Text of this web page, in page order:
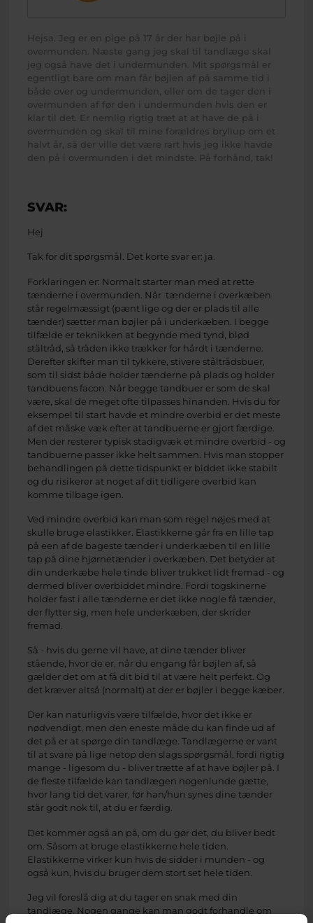
Hejsa. Jeg er en pige på 17 år der har bøjle på i
overmunden. Næste gang jeg skal til tandlæge skal
jeg også have det i undermunden. Mit spørgsmål er
egentligt bare om man får bøjlen af på samme tid i
både over og undermunden, eller om de tager den i
overmunden af før den i undermunden hvis den er
klar til det. Er nemlig rigtig træt at at have de på i
overmunden og skal til mine forældres bryllup om et
halvt år, så der ville det være rart hvis jeg ikke havde
den på i overmunden i det mindste. På forhånd, tak!
SVAR:
Hej
Tak for dit spørgsmål. Det korte svar er: ja.
Forklaringen er: Normalt starter man med at rette
tænderne i overmunden. Når tænderne i overkæben
står regelmæssigt (pænt lige og der er plads til alle
tænder) sætter man bøjler på i underkæben. I begge
tilfælde er teknikken at begynde med tynd, blød
ståltråd, så tråden ikke trækker for hårdt i tænderne.
Derefter skifter man til tykkere, stivere ståltrådsbuer,
som til sidst både holder tænderne på plads og holder
tandbuens facon. Når begge tandbuer er som de skal
være, skal de meget ofte tilpasses hinanden. Hvis du for
eksempel til start havde et mindre overbid er det meste
af det måske væk efter at tandbuerne er gjort færdige.
Men der resterer typisk stadigvæk et mindre overbid - og
tandbuerne passer ikke helt sammen. Hvis man stopper
behandlingen på dette tidspunkt er biddet ikke stabilt
og du risikerer at noget af dit tidligere overbid kan
komme tilbage igen.
Ved mindre overbid kan man som regel nøjes med at
skulle bruge elastikker. Elastikkerne går fra en lille tap
på een af de bageste tænder i underkæben til en lille
tap på dine hjørnetænder i overkæben. Det betyder at
din underkæbe hele tinde bliver trukket lidt fremad - og
dermed bliver overbiddet mindre. Fordi togskinerne
holder fast i alle tænderne er det ikke nogle få tænder,
der flytter sig, men hele underkæben, der skrider
fremad.
Så - hvis du gerne vil have, at dine tænder bliver
stående, hvor de er, når du engang får bøjlen af, så
gælder det om at få dit bid til at være helt perfekt. Og
det kræver altså (normalt) at der er bøjler i begge kæber.
Der kan naturligvis være tilfælde, hvor det ikke er
nødvendigt, men den eneste måde du kan finde ud af
det på er at spørge din tandlæge. Tandlægerne er vant
til at svare på lige netop den slags spørgsmål, fordi rigtig
mange - ligesom du - bliver trætte af at have bøjler på. I
de fleste tilfælde kan tandlægen nogenlunde gætte,
hvor lang tid det varer, før han/hun synes dine tænder
står godt nok til, at du er færdig.
Det kommer også an på, om du gør det, du bliver bedt
om. Såsom at bruge elastikkerne hele tiden.
Elastikkerne virker kun hvis de sidder i munden - og
også kun, hvis du bruger dem stort set hele tiden.
Jeg vil foreslå dig at du tager en snak med din
tandlæge. Nogen gange kan man godt forhandle om